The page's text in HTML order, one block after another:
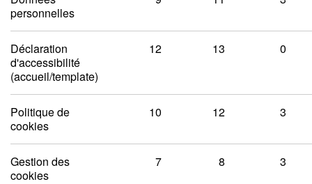
personnelles
Déclaration
d'accessibilité
(accueil/template)
12 13 0
Politique de
cookies
10 12 3
Gestion des
cookies
7 8 3